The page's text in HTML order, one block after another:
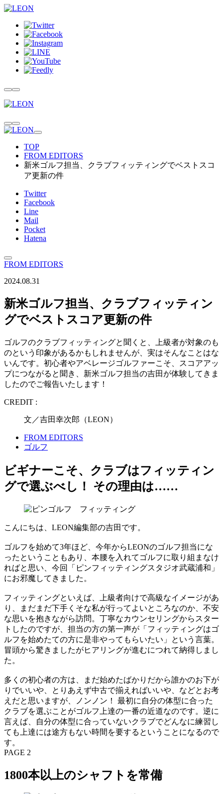
TOP
FROM EDITORS
新米ゴルフ担当、クラブフィッティングでベストスコ
ア更新の件
Twitter
Facebook
Line
Mail
Pocket
Hatena
FROM EDITORS
2024.08.31
新米ゴルフ担当、クラブフィッティン
グでベストスコア更新の件
ゴルフのクラブフィッティングと聞くと、上級者が対象のも
のという印象があるかもしれませんが、実はそんなことはな
いんです。初心者やアベレージゴルファーこそ、スコアアッ
プにつながると聞き、新米ゴルフ担当の吉田が体験してきま
したのでご報告いたします！
CREDIT :
文／吉田幸次郎（LEON）
FROM EDITORS
ゴルフ
ビギナーこそ、クラブはフィッティン
グで選ぶべし！ その理由は……
こんにちは、LEON編集部の吉田です。
ゴルフを始めて3年ほど、今年からLEONのゴルフ担当にな
ったということもあり、本腰を入れてゴルフに取り組まなけ
ればと思い、今回「ピンフィッティングスタジオ武蔵浦和」
にお邪魔してきました。
フィッティングといえば、上級者向けで高級なイメージがあ
り、まだまだ下手くそな私が行ってよいところなのか、不安
な思いを抱きながら訪問。丁寧なカウンセリングからスター
トしたのですが、担当の方の第一声が「フィッティングはゴ
ルフを始めたての方に是非やってもらいたい」という言葉。
冒頭から驚きましたがヒアリングが進むにつれて納得しまし
た。
多くの初心者の方は、まだ始めたばかりだから誰かのお下が
りでいいや、とりあえず中古で揃えればいいや、などとお考
えだと思いますが、ノンノン！ 最初に自分の体型に合った
クラブを選ぶことがゴルフ上達の一番の近道なのです。逆に
言えば、自分の体型に合っていないクラブでどんなに練習し
ても上達には途方もない時間を要するということになるので
す。
PAGE 2
1800本以上のシャフトを常備